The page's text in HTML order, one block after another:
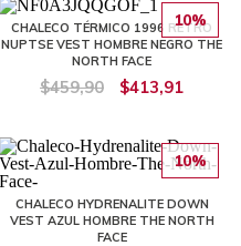
10%
CHALECO TÉRMICO 1996 RETRO
NUPTSE VEST HOMBRE NEGRO THE
NORTH FACE
$459,90 $413,91
10%
CHALECO HYDRENALITE DOWN
VEST AZUL HOMBRE THE NORTH
FACE